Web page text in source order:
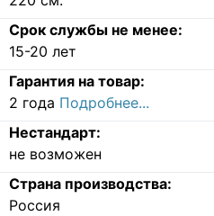
Срок службы не менее:
15-20 лет
Гарантия на товар:
2 года Подробнее...
Нестандарт:
не возможен
Страна производства:
Россия